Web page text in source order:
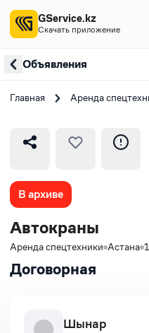
Объявления
Главная Аренда
В архиве
Автокраны
Аренда спецтехники Астана
Договорная
Шынар
GService.kz
Скачать приложение